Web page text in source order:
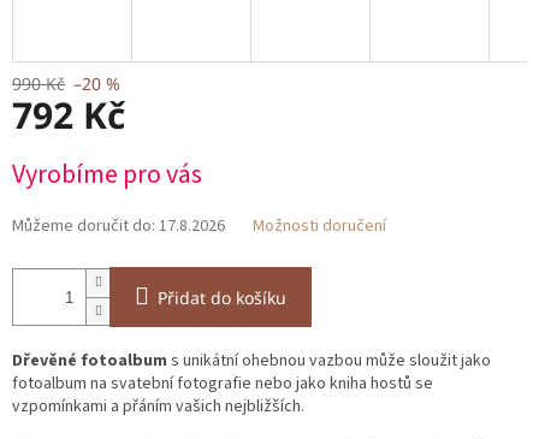
990 Kč –20 %
792 Kč
cena:
Vyrobíme pro vás
Můžeme doručit do: 17.8.2026 Možnosti doručení
Přidat do košíku
Dřevěné fotoalbum s unikátní ohebnou vazbou může sloužit jako
fotoalbum na svatební fotografie nebo jako kniha hostů se
vzpomínkami a přáním vašich nejbližších.